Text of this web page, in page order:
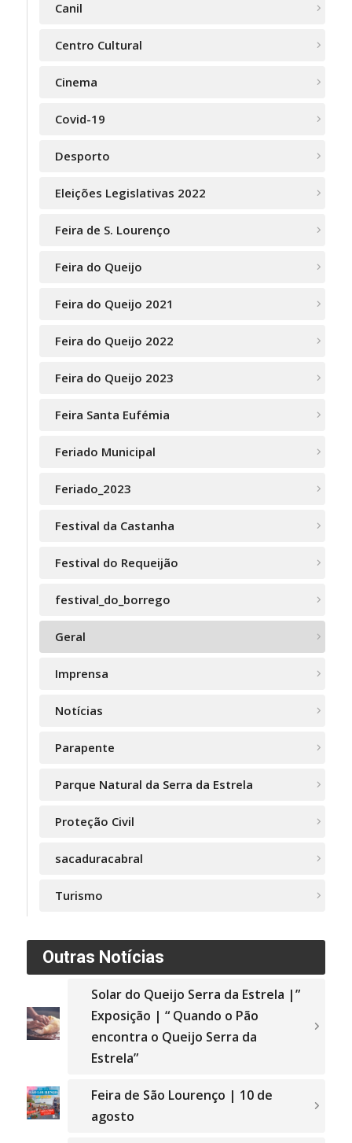
Canil
Centro Cultural
Cinema
Covid-19
Desporto
Eleições Legislativas 2022
Feira de S. Lourenço
Feira do Queijo
Feira do Queijo 2021
Feira do Queijo 2022
Feira do Queijo 2023
Feira Santa Eufémia
Feriado Municipal
Feriado_2023
Festival da Castanha
Festival do Requeijão
festival_do_borrego
Geral
Imprensa
Notícias
Parapente
Parque Natural da Serra da Estrela
Proteção Civil
sacaduracabral
Turismo
Outras Notícias
Solar do Queijo Serra da Estrela |”
Exposição | “ Quando o Pão
encontra o Queijo Serra da
Estrela”
Feira de São Lourenço | 10 de
agosto